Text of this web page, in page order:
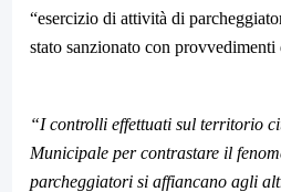
“esercizio di attività di
stato sanzionato con
“I controlli effettuati sul territorio
Municipale per contrastare il
parcheggiatori si affiancano agli